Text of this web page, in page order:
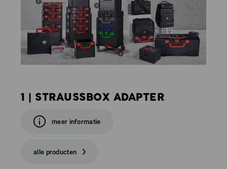
1 | STRAUSSBOX ADAPTER
meer informatie
alle producten